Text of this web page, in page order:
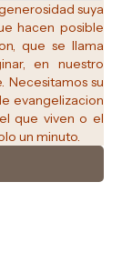
suya
hacen posible
que se llama
en nuestro
Necesitamos su
evangelizacion
que viven o el
un minuto.